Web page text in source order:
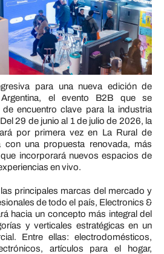
para una nueva edición de
el evento B2B que se
encuentro clave para la industria
29 de junio al 1 de julio de 2026, la
por primera vez en La Rural de
con una propuesta renovada, más
incorporará nuevos espacios de
en vivo.
principales marcas del mercado y
de todo el país, Electronics &
hacia un concepto más integral del
y verticales estratégicas en un
Entre ellas: electrodomésticos,
artículos para el hogar,